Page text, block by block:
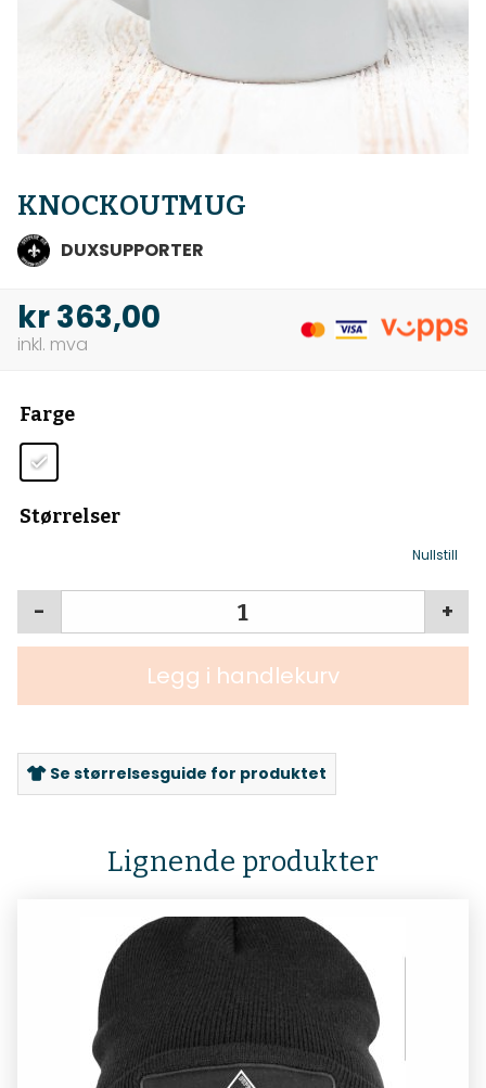
KNOCKOUTMUG
DUXSUPPORTER
kr363,00
Farge
Størrelser
Nullstill
+
-
Legg i handlekurv
Se størrelsesguide for produktet
Lignende produkter